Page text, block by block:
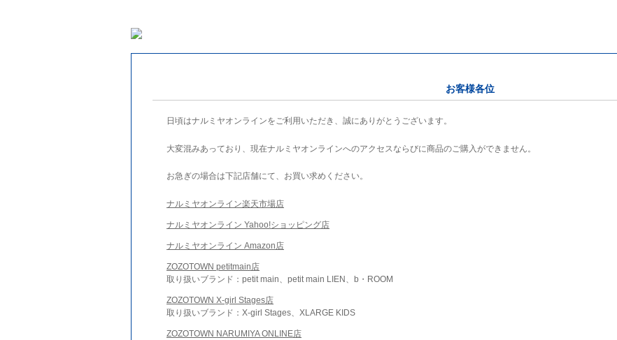
お客様各位
日頃はナルミヤオンラインをご利用いただき、誠にありがとうございます。
大変混みあっており、現在ナルミヤオンラインへのアクセスならびに商品のご購入ができません。
お急ぎの場合は下記店舗にて、お買い求めください。
ナルミヤオンライン楽天市場店
ナルミヤオンライン Yahoo!ショッピング店
ナルミヤオンライン Amazon店
ZOZOTOWN petitmain店
取り扱いブランド：petit main、petit main LIEN、b・ROOM
ZOZOTOWN X-girl Stages店
取り扱いブランド：X-girl Stages、XLARGE KIDS
ZOZOTOWN NARUMIYA ONLINE店